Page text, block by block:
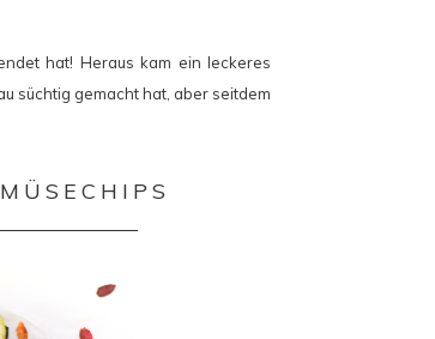
hat! Heraus kam ein leckeres
süchtig gemacht hat, aber seitdem